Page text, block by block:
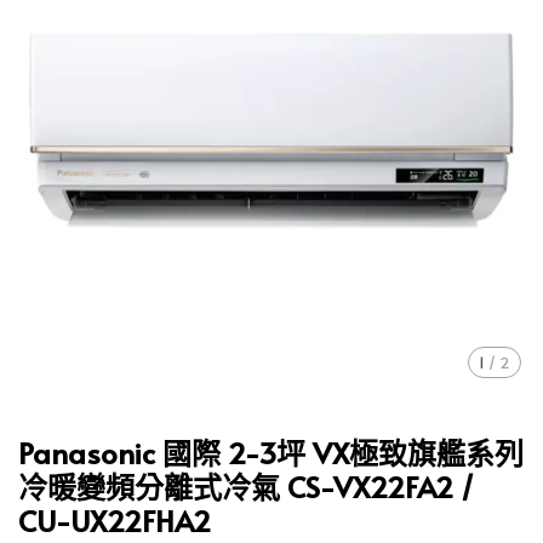
1 / 2
Panasonic 國際 2-3坪 VX極致旗艦系列
冷暖變頻分離式冷氣 CS-VX22FA2 /
CU-UX22FHA2